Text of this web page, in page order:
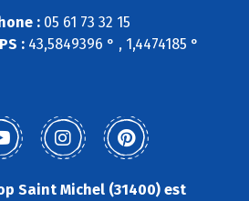
: 05 61 73 32 15
:43,5849396 ° , 1,4474185 °
Saint Michel (31400) est